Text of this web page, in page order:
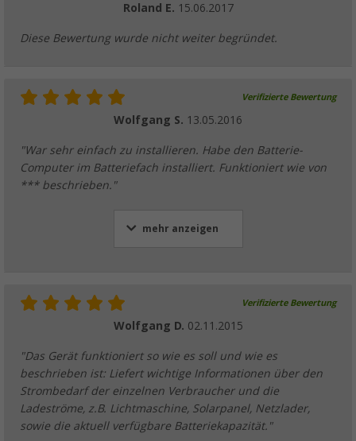
Roland E. 15.06.2017
Diese Bewertung wurde nicht weiter begründet.
Verifizierte Bewertung
Wolfgang S. 13.05.2016
"War sehr einfach zu installieren. Habe den Batterie-
Computer im Batteriefach installiert. Funktioniert wie von
*** beschrieben."
mehr anzeigen
Verifizierte Bewertung
Wolfgang D. 02.11.2015
"Das Gerät funktioniert so wie es soll und wie es
beschrieben ist: Liefert wichtige Informationen über den
Strombedarf der einzelnen Verbraucher und die
Ladeströme, z.B. Lichtmaschine, Solarpanel, Netzlader,
sowie die aktuell verfügbare Batteriekapazität."